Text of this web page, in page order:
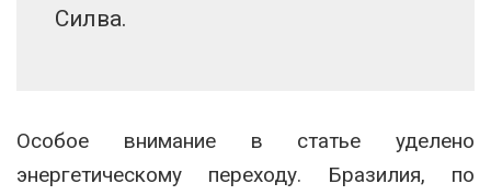
Силва.
Особое внимание в статье уделено
энергетическому переходу. Бразилия, по